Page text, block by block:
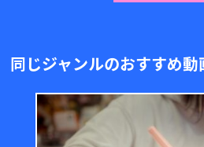
同じジャンルのおすすめ動